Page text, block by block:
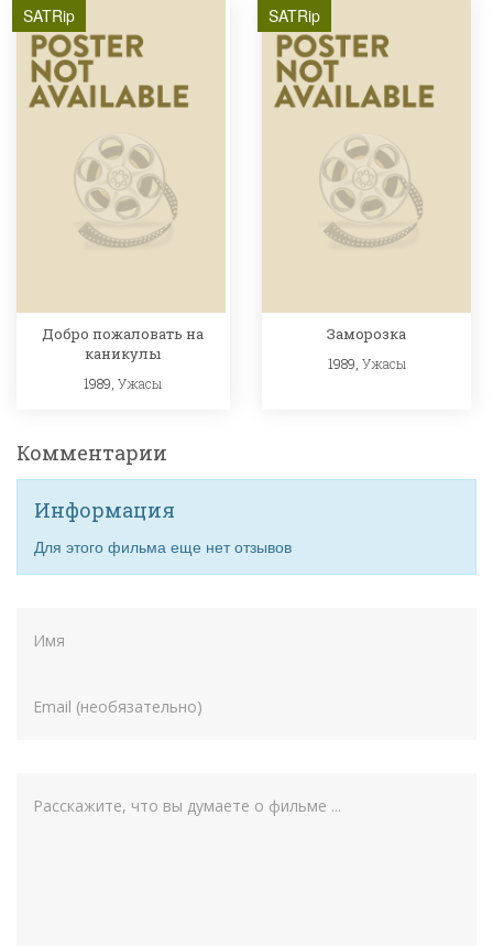
SATRip
Добро пожаловать на
каникулы
1989,Ужасы
SATRip
Заморозка
1989, Ужасы
Комментарии
Информация
Для этого фильма еще нет отзывов